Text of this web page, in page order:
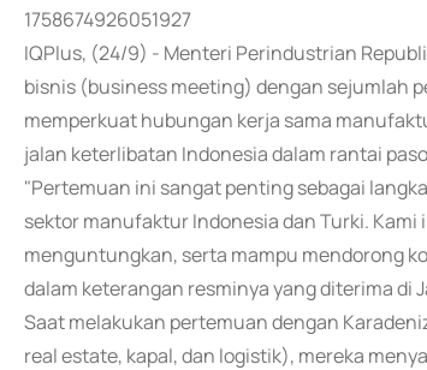
1758674926051927
IQPlus, (24/9) - Menteri Perindustrian
bisnis (business meeting) dengan sejumlah
memperkuat hubungan kerja sama
jalan keterlibatan Indonesia dalam rantai
"Pertemuan ini sangat penting sebagai
sektor manufaktur Indonesia dan Turki.
menguntungkan, serta mampu mendorong
dalam keterangan resminya yang diterima di
Saat melakukan pertemuan dengan
real estate, kapal, dan logistik), mereka